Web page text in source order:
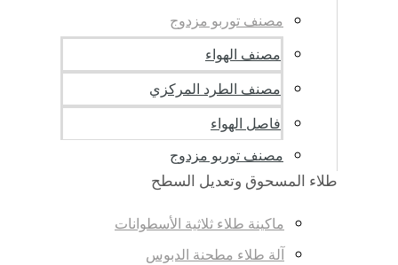
مصنف توربو مزدوج
مصنف الهواء
مصنف الطرد المركزي
فاصل الهواء
مصنف توربو مزدوج
طلاء المسحوق وتعديل السطح
ماكينة طلاء ثلاثية الأسطوانات
آلة طلاء مطحنة الدبوس